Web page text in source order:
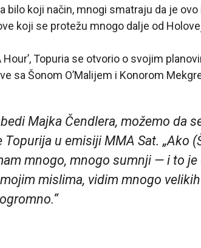
bilo koji način, mnogi smatraju da je ovo
koji se protežu mnogo dalje od
Topuria se otvorio o svojim
sa Šonom O’Malijem i Konorom
Majka Čendlera, možemo da
u emisiji MMA Sat. „Ako
mnogo, mnogo sumnji — i to je
mislima, vidim mnogo